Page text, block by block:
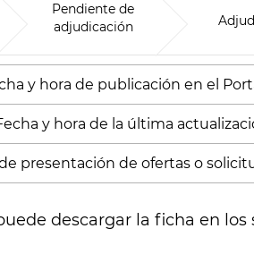
Pendiente de
adjudicación
y hora de publicación en el
y hora de la última
presentación de ofertas o
descargar la ficha en